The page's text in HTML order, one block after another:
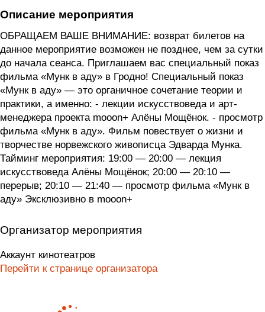
Описание мероприятия
ОБРАЩАЕМ ВАШЕ ВНИМАНИЕ: возврат билетов на
данное мероприятие возможен не позднее, чем за сутки
до начала сеанса. Приглашаем вас специальный показ
фильма «Мунк в аду» в Гродно! Специальный показ
«Мунк в аду» — это органичное сочетание теории и
практики, а именно: - лекции искусствоведа и арт-
менеджера проекта mooon+ Алёны Мощёнок. - просмотр
фильма «Мунк в аду». Фильм повествует о жизни и
творчестве норвежского живописца Эдварда Мунка.
Тайминг мероприятия: 19:00 — 20:00 — лекция
искусствоведа Алёны Мощёнок; 20:00 — 20:10 —
перерыв; 20:10 — 21:40 — просмотр фильма «Мунк в
аду» Эксклюзивно в mooon+
Организатор мероприятия
Аккаунт кинотеатров
Перейти к странице организатора